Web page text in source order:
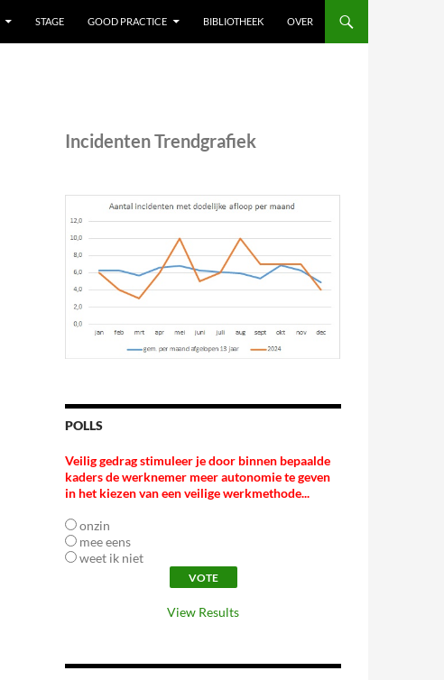
STAGE GOOD PRACTICE BIBLIOTHEEK OVER
Incidenten Trendgrafiek
POLLS
Veilig gedrag stimuleer je door binnen bepaalde
kaders de werknemer meer autonomie te geven
in het kiezen van een veilige werkmethode...
onzin
mee eens
weet ik niet
View Results